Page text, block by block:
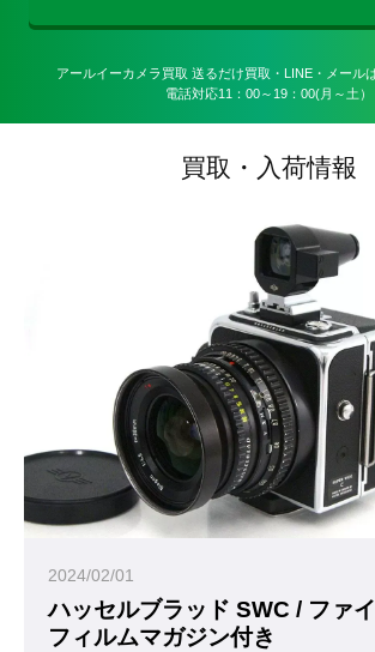
アールイーカメラ買取 送るだけ買取・LINE・メール
電話対応11：00～19：00(月～土）
買取・入荷情報
2024/02/01
ハッセルブラッド SWC / ファ
フィルムマガジン付き